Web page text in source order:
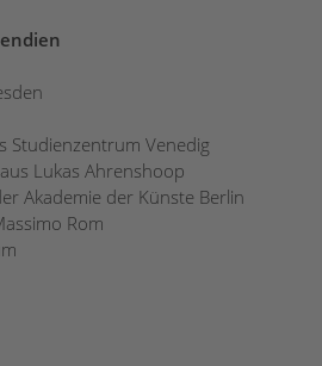
Studienzentrum Venedig
Lukas Ahrenshoop
Akademie der Künste Berlin
Rom